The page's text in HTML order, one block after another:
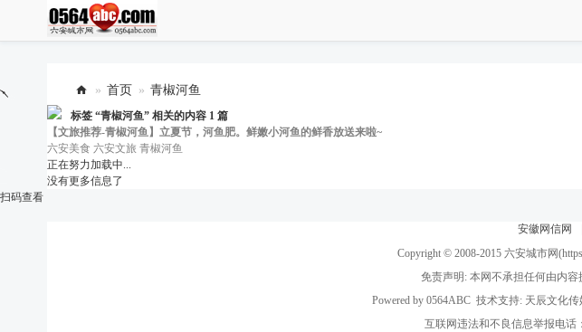
六
安
城
» 首页 » 青椒河鱼
标签 “青椒河鱼” 相关的内容 1 篇
【文旅推荐-青椒河鱼】立夏节，河鱼肥。鲜嫩小河鱼的鲜香放送来啦~
六安美食 六安文旅 青椒河鱼
正在努力加载中...
没有更多信息了
扫码查看
安徽网信网
Copyright © 2008-2015 六安城市网
免责声明: 本网不承担任何由内容
Powered by 0564ABC 技术支持: 天辰文化传
互联网违法和不良信息举报电